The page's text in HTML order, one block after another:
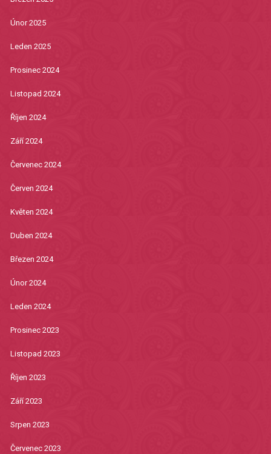
Únor 2025
Leden 2025
Prosinec 2024
Listopad 2024
Říjen 2024
Září 2024
Červenec 2024
Červen 2024
Květen 2024
Duben 2024
Březen 2024
Únor 2024
Leden 2024
Prosinec 2023
Listopad 2023
Říjen 2023
Září 2023
Srpen 2023
Červenec 2023